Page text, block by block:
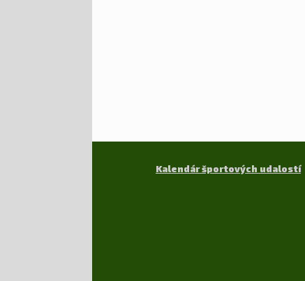
Kalendár športových udalostí